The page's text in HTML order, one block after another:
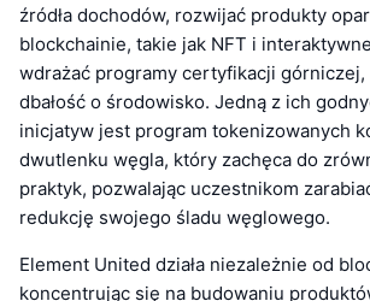
źródła dochodów, rozwijać produkty
blockchainie, takie jak NFT i
wdrażać programy certyfikacji
dbałość o środowisko. Jedną z ich
inicjatyw jest program tokenizowanych
dwutlenku węgla, który zachęca do
praktyk, pozwalając uczestnikom
redukcję swojego śladu węglowego.
Element United działa niezależnie od
koncentrując się na budowaniu